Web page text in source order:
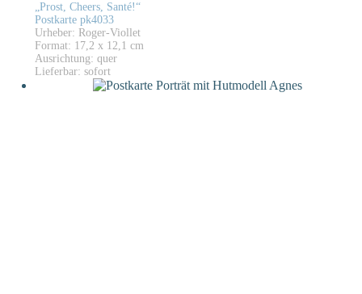
„Prost, Cheers, Santé!“
Postkarte pk4033
Urheber: Roger-Viollet
Format: 17,2 x 12,1 cm
Ausrichtung: quer
Lieferbar: sofort